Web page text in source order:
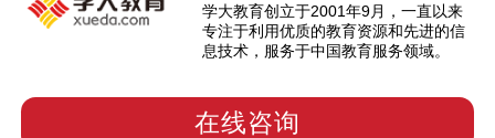
学大教育创立于2001年9月，一直以来
专注于利用优质的教育资源和先进的信
息技术，服务于中国教育服务领域。
在线咨询